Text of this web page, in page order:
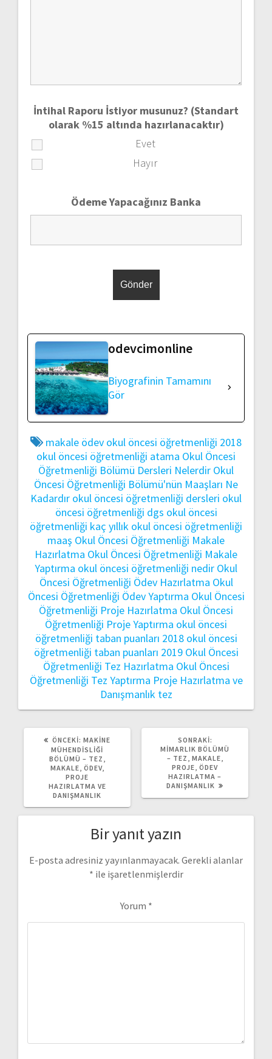
İntihal Raporu İstiyor musunuz? (Standart
olarak %15 altında hazırlanacaktır)
Evet
Hayır
Ödeme Yapacağınız Banka
odevcimonline
Biyografinin Tamamını
Gör
makale ödev okul öncesi öğretmenliği 2018
okul öncesi öğretmenliği atama Okul Öncesi
Öğretmenliği Bölümü Dersleri Nelerdir Okul
Öncesi Öğretmenliği Bölümü'nün Maaşları Ne
Kadardır okul öncesi öğretmenliği dersleri okul
öncesi öğretmenliği dgs okul öncesi
öğretmenliği kaç yıllık okul öncesi öğretmenliği
maaş Okul Öncesi Öğretmenliği Makale
Hazırlatma Okul Öncesi Öğretmenliği Makale
Yaptırma okul öncesi öğretmenliği nedir Okul
Öncesi Öğretmenliği Ödev Hazırlatma Okul
Öncesi Öğretmenliği Ödev Yaptırma Okul Öncesi
Öğretmenliği Proje Hazırlatma Okul Öncesi
Öğretmenliği Proje Yaptırma okul öncesi
öğretmenliği taban puanları 2018 okul öncesi
öğretmenliği taban puanları 2019 Okul Öncesi
Öğretmenliği Tez Hazırlatma Okul Öncesi
Öğretmenliği Tez Yaptırma Proje Hazırlatma ve
Danışmanlık tez
ÖNCEKI: ÖNCEKI
YAZI:
MAKINE
MÜHENDISLIĞI
BÖLÜMÜ – TEZ,
MAKALE, ÖDEV,
PROJE
HAZIRLATMA VE
DANIŞMANLIK
SONRAKI:
YAZI:
MIMARLIK BÖLÜMÜ
– TEZ, MAKALE,
PROJE, ÖDEV
HAZIRLATMA –
DANIŞMANLIK
Bir yanıt yazın
E-posta adresiniz yayınlanmayacak. Gerekli alanlar
* ile işaretlenmişlerdir
Yorum *